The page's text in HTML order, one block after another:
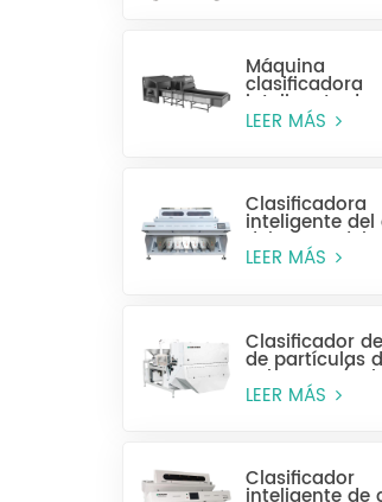
Máquina
clasificadora
inteligente de
plástico para
LEER MÁS
Clasificadora
inteligente del
del grano del
MG448
LEER MÁS
Clasificador
de partículas
sola capa
húmeda)
LEER MÁS
Clasificador